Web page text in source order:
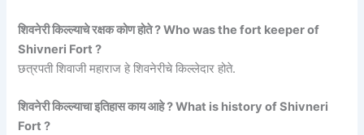
शिवनेरी किल्ल्याचे रक्षक कोण होते ? Who was the fort keeper of
Shivneri Fort ?
छत्रपती शिवाजी महाराज हे शिवनेरीचे किल्लेदार होते.
शिवनेरी किल्ल्याचा इतिहास काय आहे ? What is history of Shivneri
Fort ?